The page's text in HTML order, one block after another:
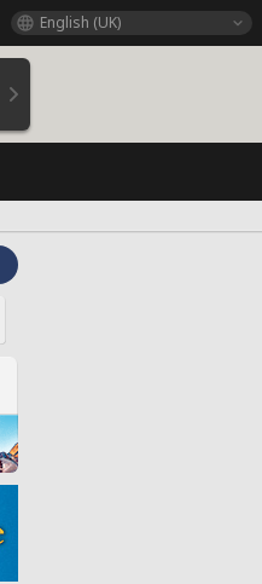
English (UK)